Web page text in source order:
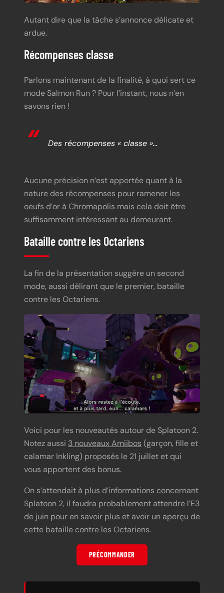
Autant dire que la tâche s’annonce délicate et
ardue.
Récompenses classe
Parlons maintenant de la finalité, à quoi sert ce
mode Salmon Run ? Pour l’instant, nous n’en
savons rien !
Des récompenses « classe »…
Aucune précision n’est apportée quant à la
nature des récompenses pour ramener les
oeufs d’or à Chromapolis mais cela doit être
suffisamment intéressant au demeurant.
Bataille contre les Octariens
La fin de la présentation suggère un second
mode, aussi délirant que le premier, bataille
contre les Octariens.
Voici pour les nouveautés autour de Splatoon 2.
Notez aussi 3 nouveaux Amiibos (garçon, fille et
calamar Inkling) proposés le 21 juillet et qui
vous apportent des bonus.
On s’attendait à plus d’informations concernant
Splatoon 2, il faudra probablement attendre l’E3
de juin pour en savoir plus et avoir un aperçu de
cette bataille contre les Octariens.
PRÉCOMMANDER